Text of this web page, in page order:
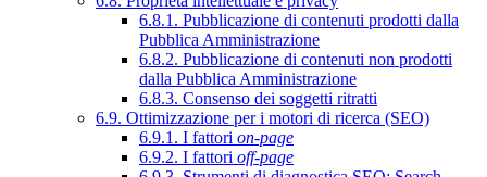
6.8.1. Pubblicazione di contenuti prodotti dalla
Pubblica Amministrazione
6.8.2. Pubblicazione di contenuti non prodotti
dalla Pubblica Amministrazione
6.8.3. Consenso dei soggetti ritratti
6.9. Ottimizzazione per i motori di ricerca (SEO)
6.9.1. I fattori on-page
6.9.2. I fattori off-page